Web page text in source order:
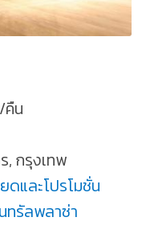
น
, กรุงเทพ
และโปรโมชั่น
ทรัลพลาซ่า